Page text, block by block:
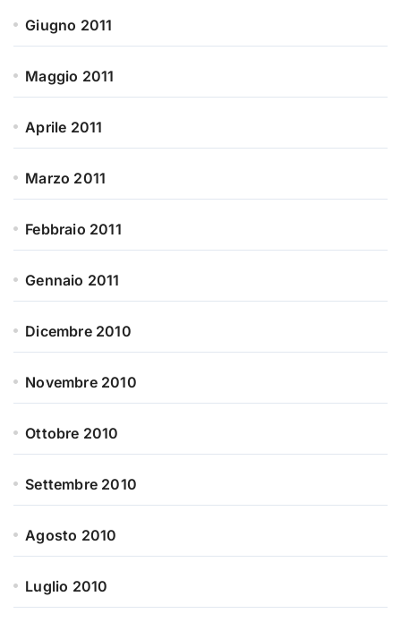
Giugno 2011
Maggio 2011
Aprile 2011
Marzo 2011
Febbraio 2011
Gennaio 2011
Dicembre 2010
Novembre 2010
Ottobre 2010
Settembre 2010
Agosto 2010
Luglio 2010